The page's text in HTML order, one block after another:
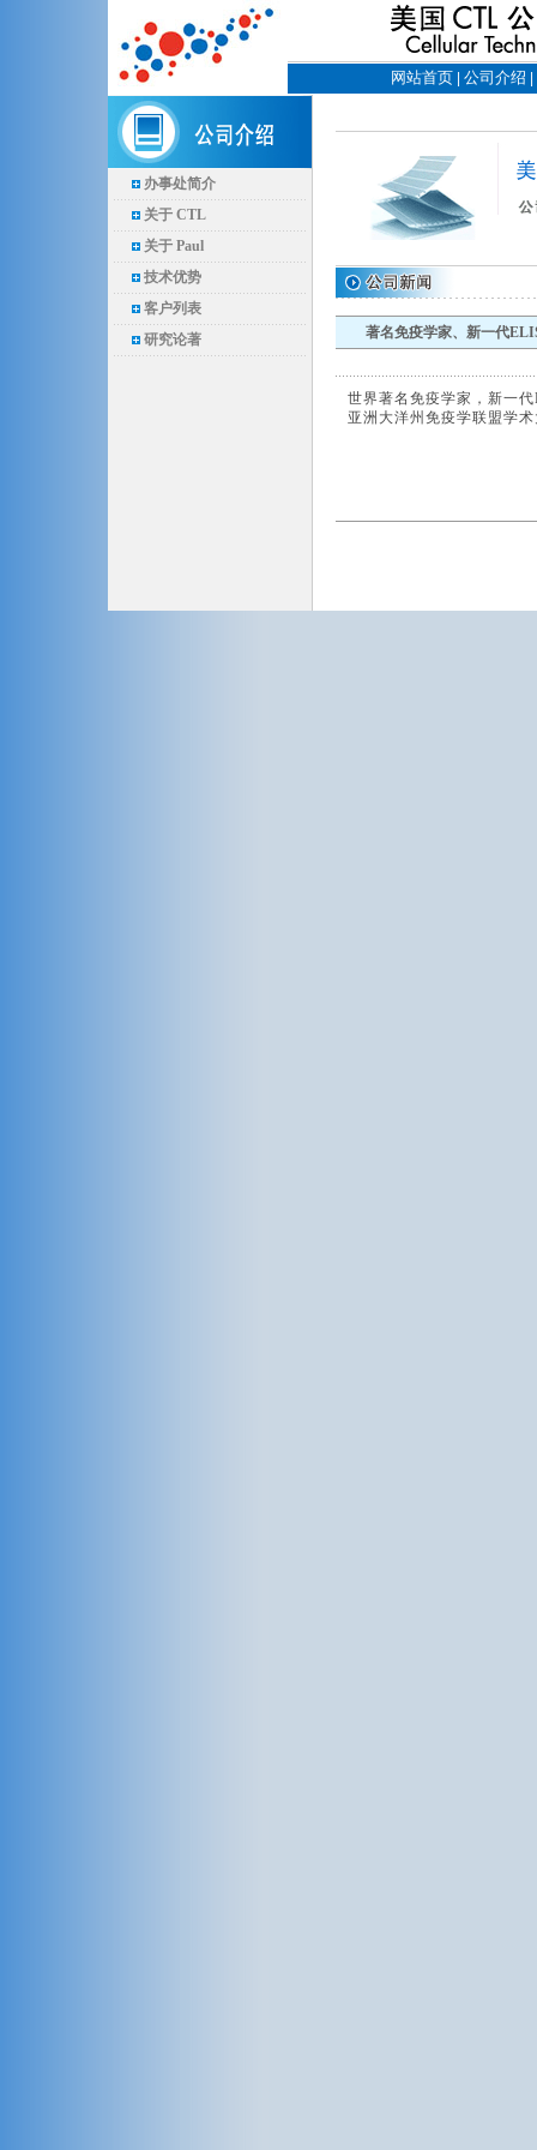
网站首页 公司介绍
办事处简介
关于 CTL
关于 Paul
技术优势
客户列表
研究论著
著名免疫学家、新一代
世界著名免疫学家，新一
亚洲大洋州免疫学联盟学